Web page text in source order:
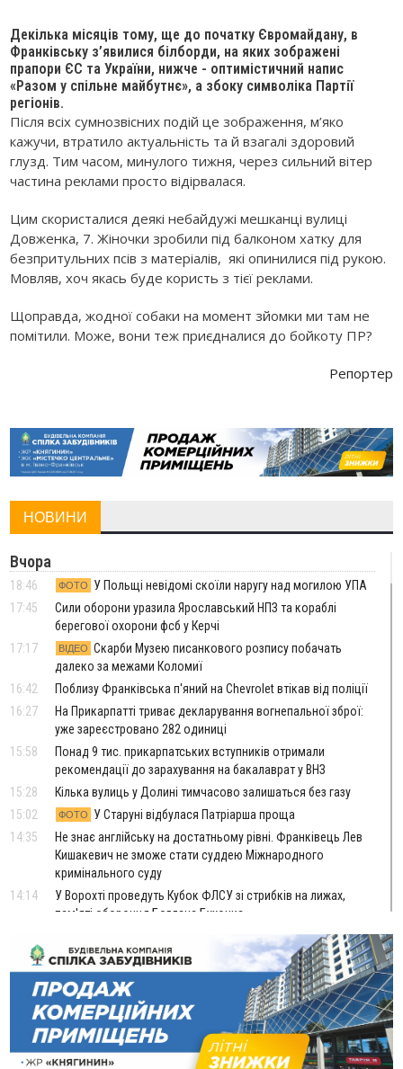
Декілька місяців тому, ще до початку Євромайдану, в
Франківську з’явилися білборди, на яких зображені
прапори ЄС та України, нижче - оптимістичний напис
«Разом у спільне майбутнє», а збоку символіка Партії
регіонів.
Після всіх сумнозвісних подій це зображення, м’яко
кажучи, втратило актуальність та й взагалі здоровий
глузд. Тим часом, минулого тижня, через сильний вітер
частина реклами просто відірвалася.
Цим скористалися деякі небайдужі мешканці вулиці
Довженка, 7. Жіночки зробили під балконом хатку для
безпритульних псів з матеріалів, які опинилися під рукою.
Мовляв, хоч якась буде користь з тієї реклами.
Щоправда, жодної собаки на момент зйомки ми там не
помітили. Може, вони теж приєдналися до бойкоту ПР?
Репортер
НОВИНИ
Вчора
18:46 ФОТО
У Польщі невідомі скоїли наругу над могилою УПА
17:45
Сили оборони уразила Ярославський НПЗ та кораблі
берегової охорони фсб у Керчі
17:17
ВІДЕО Скарби Музею писанкового розпису побачать
далеко за межами Коломиї
16:42
Поблизу Франківська п'яний на Chevrolet втікав від поліції
16:27
На Прикарпатті триває декларування вогнепальної зброї:
уже зареєстровано 282 одиниці
15:58
Понад 9 тис. прикарпатських вступників отримали
рекомендації до зарахування на бакалаврат у ВНЗ
15:28
Кілька вулиць у Долині тимчасово залишаться без газу
15:02
ФОТО
У Старуні відбулася Патріарша проща
14:35
Не знає англійську на достатньому рівні. Франківець Лев
Кишакевич не зможе стати суддею Міжнародного
кримінального суду
14:14
У Ворохті проведуть Кубок ФЛСУ зі стрибків на лижах,
пам'яті оборонця Богдана Бухонка
На Калущині розшукали чоловіка, який три дні
блукав у лісі
13:14
Боднар розповів про реакцію влади Польщі на атаки на
українців та про зміни після 23 серпня
12:31
ВІДЕО "Едельвейси" щемливо привітали рідну Коломию з
Днем міста
11:55
Вчора у Франківську, Коломиї, Долині та Яремче